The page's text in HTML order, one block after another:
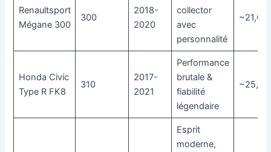
Renaultsport
Mégane 300
300
2018-
2020
collector
avec
personnalité
Honda Civic
Type R FK8
310
2017-
2021
Performance
brutale &
fiabilité
légendaire
Esprit
moderne,